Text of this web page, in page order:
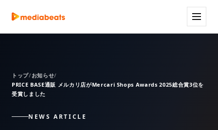
トップ お知らせ
PRICE BASE通販 メルカリ店がMercari Shops Awards 2025総合賞3位を
受賞しました
NEWS ARTICLE